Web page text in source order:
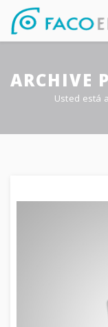
ARCHIVE
Usted está